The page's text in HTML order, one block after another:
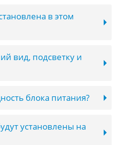
в этом
вид, подсветку и
блока питания?
установлены на